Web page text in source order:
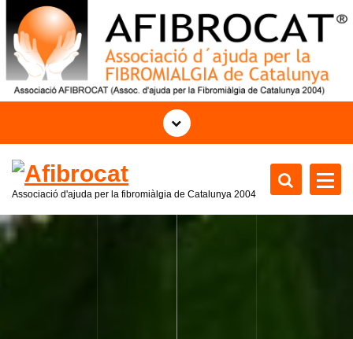
o
n
Associació d'ajuda per la fibromiàlgia de Catalunya 2004